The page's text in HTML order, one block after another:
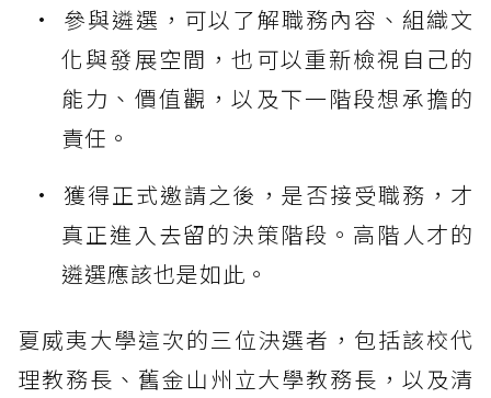
參與遴選，可以了解職務內容、組織文
化與發展空間，也可以重新檢視自己的
能力、價值觀，以及下一階段想承擔的
責任。
獲得正式邀請之後，是否接受職務，才
真正進入去留的決策階段。高階人才的
遴選應該也是如此。
夏威夷大學這次的三位決選者，包括該校代
理教務長、舊金山州立大學教務長，以及清